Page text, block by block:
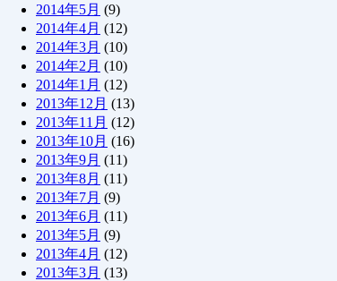
2014年5月 (9)
2014年4月 (12)
2014年3月 (10)
2014年2月 (10)
2014年1月 (12)
2013年12月 (13)
2013年11月 (12)
2013年10月 (16)
2013年9月 (11)
2013年8月 (11)
2013年7月 (9)
2013年6月 (11)
2013年5月 (9)
2013年4月 (12)
2013年3月 (13)